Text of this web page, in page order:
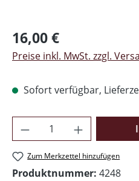
Regulärer Preis:
16,00 €
Preise inkl. MwSt. zzgl.
Sofort verfügbar,
Produkt Anzahl:
Zum Merkzettel hinzufügen
Produktnummer: 4248